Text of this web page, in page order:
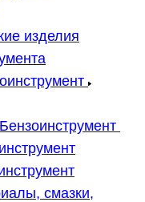
изделия
смазки,